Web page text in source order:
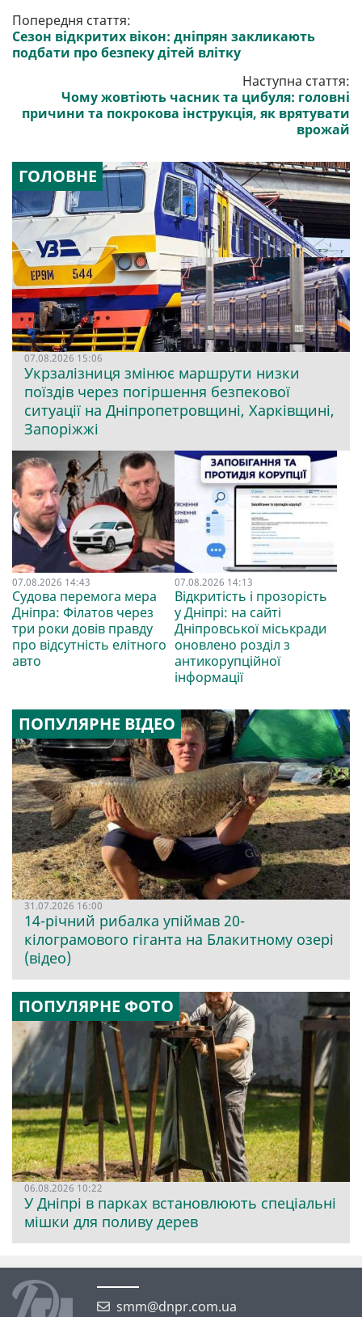
Попередня стаття:
Сезон відкритих вікон: дніпрян закликають
подбати про безпеку дітей влітку
Наступна стаття:
Чому жовтіють часник та цибуля: головні
причини та покрокова інструкція, як врятувати
врожай
ГОЛОВНЕ
07.08.2026 15:06
Укрзалізниця змінює маршрути низки
поїздів через погіршення безпекової
ситуації на Дніпропетровщині, Харківщині,
Запоріжжі
07.08.2026 14:43
Судова перемога мера
Дніпра: Філатов через
три роки довів правду
про відсутність елітного
авто
07.08.2026 14:13
Відкритість і прозорість
у Дніпрі: на сайті
Дніпровської міськради
оновлено розділ з
антикорупційної
інформації
ПОПУЛЯРНЕ ВІДЕО
31.07.2026 16:00
14-річний рибалка упіймав 20-
кілограмового гіганта на Блакитному озері
(відео)
ПОПУЛЯРНЕ ФОТО
06.08.2026 10:22
У Дніпрі в парках встановлюють спеціальні
мішки для поливу дерев
smm@dnpr.com.ua